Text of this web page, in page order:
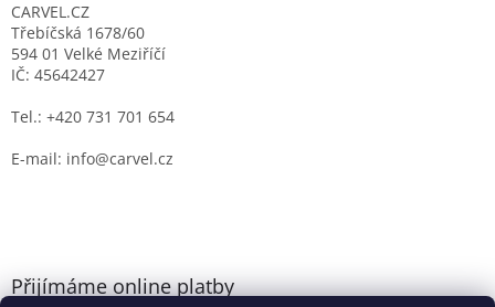
CARVEL.CZ
Třebíčská 1678/60
594 01 Velké Meziříčí
IČ: 45642427
Tel.: +420 731 701 654
E-mail: info@carvel.cz
Přijímáme online platby